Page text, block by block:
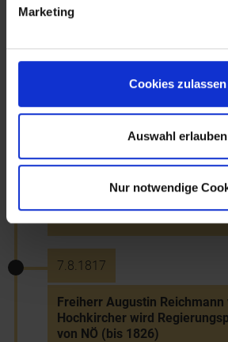
Marketing
Cookies zulassen
Auswahl erlauben
Nur notwendige
1817
Ernennung von Augustin
Reichmann von Hochkirchen
zum Statthalter des
Österreich unter der Enns (bis
Einsatz einer ersten
Vösendorf
7.8.1817
Freiherr Augustin Reichmann
Hochkircher wird
von NÖ (bis 1826)